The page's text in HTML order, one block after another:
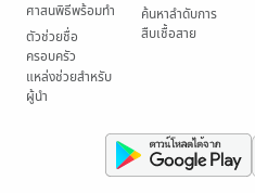
ศาสนพิธีพร้อมทำ
ตัวช่วยชื่อ
ครอบครัว
แหล่งช่วยสำหรับ
ผู้นำ
ค้นหาลำดับการ
สืบเชื้อสาย